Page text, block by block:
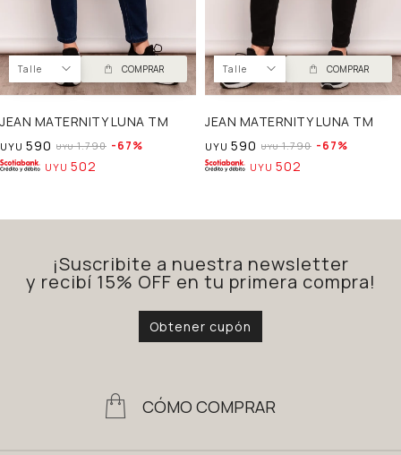
Talle COMPRAR
JEAN MATERNITY LUNA TM
UYU 590 UYU 1.790 67
UYU 502
Talle COMPRAR
JEAN MATERNITY LUNA TM
UYU 590 UYU 1.790 67
UYU 502
¡Suscribite a nuestra newsletter
y recibí 15% OFF en tu primera compra!
Obtener cupón
CÓMO COMPRAR